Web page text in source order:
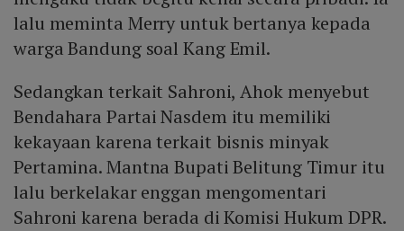
lalu meminta Merry untuk bertanya kepada
warga Bandung soal Kang Emil.
Sedangkan terkait Sahroni, Ahok menyebut
Bendahara Partai Nasdem itu memiliki
kekayaan karena terkait bisnis minyak
Pertamina. Mantna Bupati Belitung Timur itu
lalu berkelakar enggan mengomentari
Sahroni karena berada di Komisi Hukum DPR.